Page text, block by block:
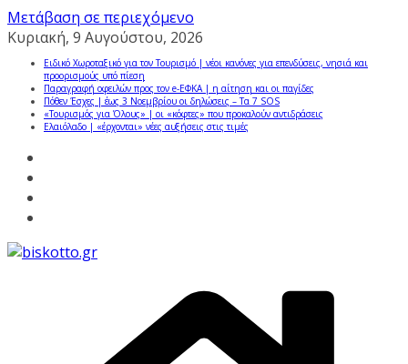
Μετάβαση σε περιεχόμενο
Κυριακή, 9 Αυγούστου, 2026
Ειδικό Χωροταξικό για τον Τουρισμό | νέοι κανόνες για επενδύσεις, νησιά και
προορισμούς υπό πίεση
Παραγραφή οφειλών προς τον e-ΕΦΚΑ | η αίτηση και οι παγίδες
Πόθεν Έσχες | έως 3 Νοεμβρίου οι δηλώσεις – Τα 7 SOS
«Τουρισμός για Όλους» | οι «κόφτες» που προκαλούν αντιδράσεις
Ελαιόλαδο | «έρχονται» νέες αυξήσεις στις τιμές